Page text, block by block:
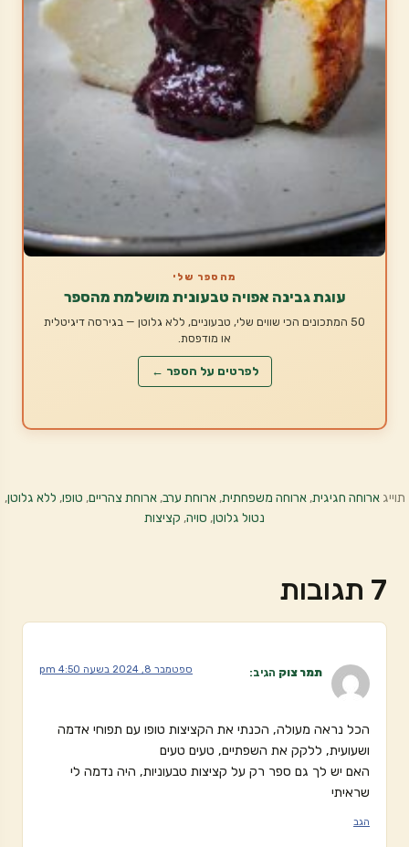
מהספר שלי
עוגת גבינה אפויה טבעונית מושלמת מהספר
50 המתכונים הכי שווים שלי, טבעוניים, ללא גלוטן — בגירסה דיגיטלית
או מודפסת.
לפרטים על הספר ←
תוייגארוחה חגיגית,ארוחה משפחתית,ארוחת ערב,ארוחת צהריים, טופו, ללא גלוטן,
נטול גלוטן, סויה, קציצות
7 תגובות
תמר צוק הגיב: ספטמבר 8, 2024 בשעה 4:50 pm
הכל נראה מעולה, הכנתי את הקציצות טופו עם תפוחי אדמה
ושעועית, ללקק את השפתיים, טעים טעים
האם יש לך גם ספר רק על קציצות טבעוניות, היה נדמה לי
שראיתי
הגב